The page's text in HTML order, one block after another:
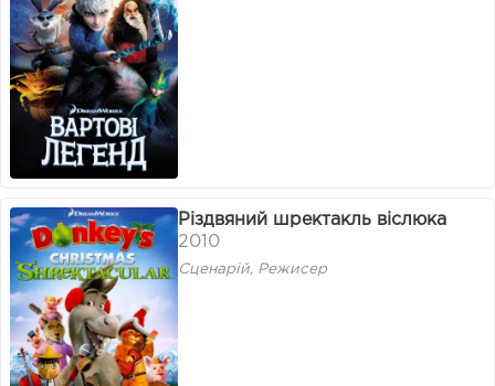
Різдвяний шректакль віслюка
2010
Сценарій, Режисер